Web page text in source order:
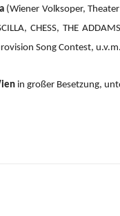
(Wiener Volksoper,
CHESS, THE
Song Contest,
in großer Besetzung,